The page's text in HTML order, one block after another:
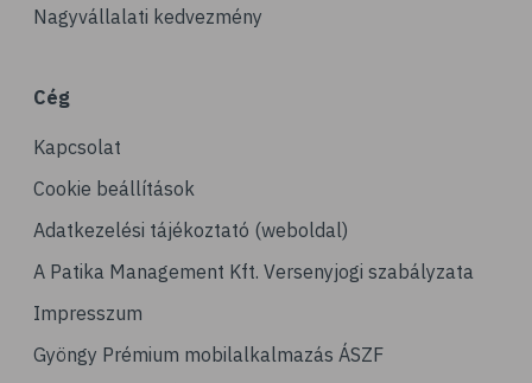
# emésztőrendszer
# levendula
# édeskömény
# aromaterápia
# borsmenta
# koriander
Nagyvállalati kedvezmény
Cég
Kapcsolat
Cookie beállítások
Adatkezelési tájékoztató (weboldal)
A Patika Management Kft. Versenyjogi szabályzata
Impresszum
Gyöngy Prémium mobilalkalmazás ÁSZF